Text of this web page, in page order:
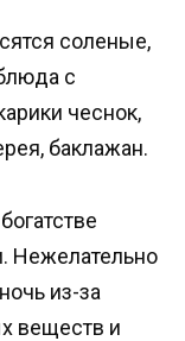
соленые,
с
чеснок,
баклажан.
Нежелательно
из-за
веществ и